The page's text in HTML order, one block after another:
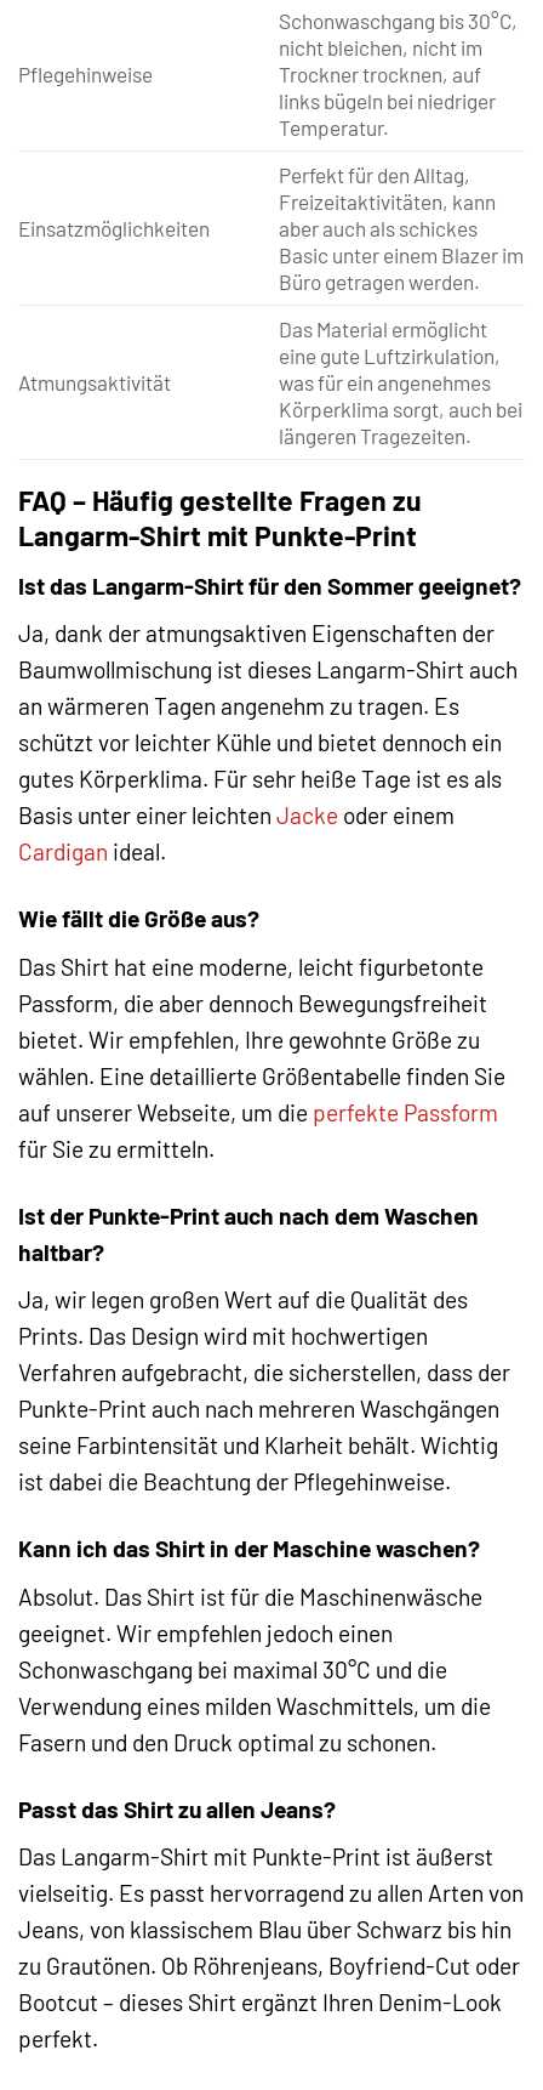
Pflegehinweise
Schonwaschgang bis 30°C,
nicht bleichen, nicht im
Trockner trocknen, auf
links bügeln bei niedriger
Temperatur.
Einsatzmöglichkeiten
Perfekt für den Alltag,
Freizeitaktivitäten, kann
aber auch als schickes
Basic unter einem Blazer im
Büro getragen werden.
Atmungsaktivität
Das Material ermöglicht
eine gute Luftzirkulation,
was für ein angenehmes
Körperklima sorgt, auch bei
längeren Tragezeiten.
FAQ – Häufig gestellte Fragen zu
Langarm-Shirt mit Punkte-Print
Ist das Langarm-Shirt für den Sommer geeignet?
Ja, dank der atmungsaktiven Eigenschaften der
Baumwollmischung ist dieses Langarm-Shirt auch
an wärmeren Tagen angenehm zu tragen. Es
schützt vor leichter Kühle und bietet dennoch ein
gutes Körperklima. Für sehr heiße Tage ist es als
Basis unter einer leichten Jacke oder einem
Cardigan ideal.
Wie fällt die Größe aus?
Das Shirt hat eine moderne, leicht figurbetonte
Passform, die aber dennoch Bewegungsfreiheit
bietet. Wir empfehlen, Ihre gewohnte Größe zu
wählen. Eine detaillierte Größentabelle finden Sie
auf unserer Webseite, um die perfekte Passform
für Sie zu ermitteln.
Ist der Punkte-Print auch nach dem Waschen
haltbar?
Ja, wir legen großen Wert auf die Qualität des
Prints. Das Design wird mit hochwertigen
Verfahren aufgebracht, die sicherstellen, dass der
Punkte-Print auch nach mehreren Waschgängen
seine Farbintensität und Klarheit behält. Wichtig
ist dabei die Beachtung der Pflegehinweise.
Kann ich das Shirt in der Maschine waschen?
Absolut. Das Shirt ist für die Maschinenwäsche
geeignet. Wir empfehlen jedoch einen
Schonwaschgang bei maximal 30°C und die
Verwendung eines milden Waschmittels, um die
Fasern und den Druck optimal zu schonen.
Passt das Shirt zu allen Jeans?
Das Langarm-Shirt mit Punkte-Print ist äußerst
vielseitig. Es passt hervorragend zu allen Arten von
Jeans, von klassischem Blau über Schwarz bis hin
zu Grautönen. Ob Röhrenjeans, Boyfriend-Cut oder
Bootcut – dieses Shirt ergänzt Ihren Denim-Look
perfekt.